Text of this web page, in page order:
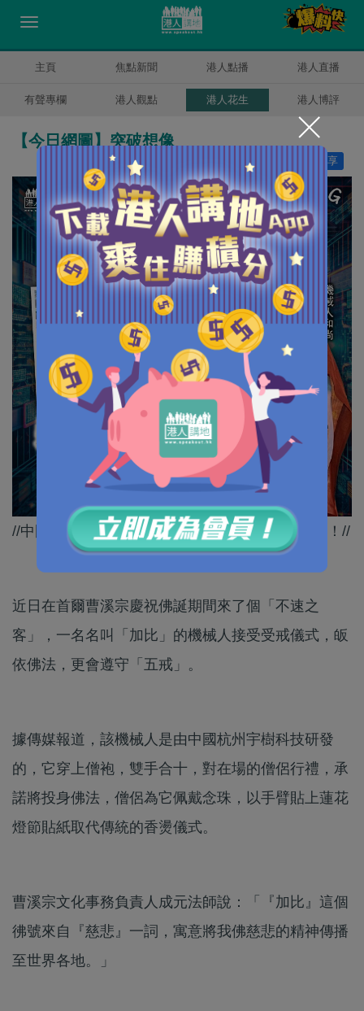
主頁 焦點新聞 港人點播 港人直播
有聲專欄 港人觀點 港人花生 港人博評
【今日網圖】突破想像
分享
讚好
//中國出品的機械人乜都做到，連出家都難佢唔到！//
近日在首爾曹溪宗慶祝佛誕期間來了個「不速之
客」，一名名叫「加比」的機械人接受受戒儀式，皈
依佛法，更會遵守「五戒」。
據傳媒報道，該機械人是由中國杭州宇樹科技研發
的，它穿上僧袍，雙手合十，對在場的僧侶行禮，承
諾將投身佛法，僧侶為它佩戴念珠，以手臂貼上蓮花
燈節貼紙取代傳統的香燙儀式。
曹溪宗文化事務負責人成元法師說：「『加比』這個
彿號來自『慈悲』一詞，寓意將我佛慈悲的精神傳播
至世界各地。」